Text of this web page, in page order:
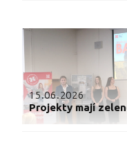
15.06.2026
Projekty mají